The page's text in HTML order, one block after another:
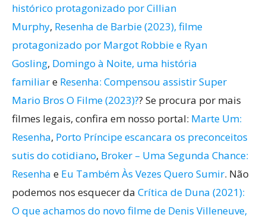
histórico protagonizado por Cillian
Murphy, Resenha de Barbie (2023), filme
protagonizado por Margot Robbie e Ryan
Gosling, Domingo à Noite, uma história
familiare Resenha: Compensou assistir Super
Mario Bros O Filme (2023)?? Se procura por mais
filmes legais, confira em nosso portal: Marte Um:
Resenha, Porto Príncipe escancara os preconceitos
sutis do cotidiano, Broker – Uma Segunda Chance:
Resenha e Eu Também Às Vezes Quero Sumir. Não
podemos nos esquecer da Crítica de Duna (2021):
O que achamos do novo filme de Denis Villeneuve,